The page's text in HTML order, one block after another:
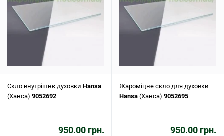
Скло внутрішнє духовки Hansa
(Ханса) 9052692
950.00 грн.
Жароміцне скло для духовки
Hansa (Ханса) 9052695
950.00 грн.